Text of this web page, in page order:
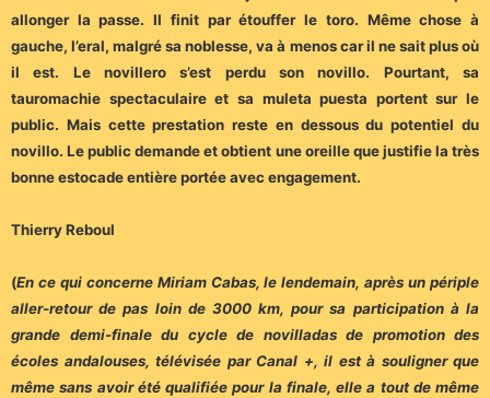
allonger la passe. Il finit par étouffer le toro. Même chose à
gauche, l’eral, malgré sa noblesse, va à menos car il ne sait plus où
il est. Le novillero s’est perdu son novillo. Pourtant, sa
tauromachie spectaculaire et sa muleta puesta portent sur le
public. Mais cette prestation reste en dessous du potentiel du
novillo. Le public demande et obtient une oreille que justifie la très
bonne estocade entière portée avec engagement.
Thierry Reboul
(En ce qui concerne Miriam Cabas, le lendemain, après un périple
aller-retour de pas loin de 3000 km, pour sa participation à la
grande demi-finale du cycle de novilladas de promotion des
écoles andalouses, télévisée par Canal +, il est à souligner que
même sans avoir été qualifiée pour la finale, elle a tout de même